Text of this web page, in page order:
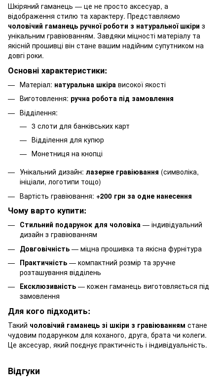
Шкіряний гаманець — це не просто аксесуар, а
відображення стилю та характеру. Представляємо
чоловічий гаманець ручної роботи з натуральної шкіри з
унікальним гравіюванням. Завдяки міцності матеріалу та
якісній прошивці він стане вашим надійним супутником на
довгі роки.
Основні характеристики:
Матеріал: натуральна шкіра високої якості
Виготовлення: ручна робота під замовлення
Відділення:
3 слоти для банківських карт
Відділення для купюр
Монетниця на кнопці
Унікальний дизайн: лазерне гравіювання (символіка,
ініціали, логотипи тощо)
Вартість гравіювання: +200 грн за одне нанесення
Чому варто купити:
Стильний подарунок для чоловіка — індивідуальний
дизайн з гравіюванням
Довговічність — міцна прошивка та якісна фурнітура
Практичність — компактний розмір та зручне
розташування відділень
Ексклюзивність — кожен гаманець виготовляється під
замовлення
Для кого підходить:
Такий чоловічий гаманець зі шкіри з гравіюванням стане
чудовим подарунком для коханого, друга, брата чи колеги.
Це аксесуар, який поєднує практичність і індивідуальність.
Відгуки